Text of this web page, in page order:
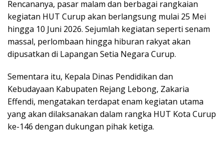
Rencananya, pasar malam dan berbagai rangkaian
kegiatan HUT Curup akan berlangsung mulai 25 Mei
hingga 10 Juni 2026. Sejumlah kegiatan seperti senam
massal, perlombaan hingga hiburan rakyat akan
dipusatkan di Lapangan Setia Negara Curup.
Sementara itu, Kepala Dinas Pendidikan dan
Kebudayaan Kabupaten Rejang Lebong, Zakaria
Effendi, mengatakan terdapat enam kegiatan utama
yang akan dilaksanakan dalam rangka HUT Kota Curup
ke-146 dengan dukungan pihak ketiga.